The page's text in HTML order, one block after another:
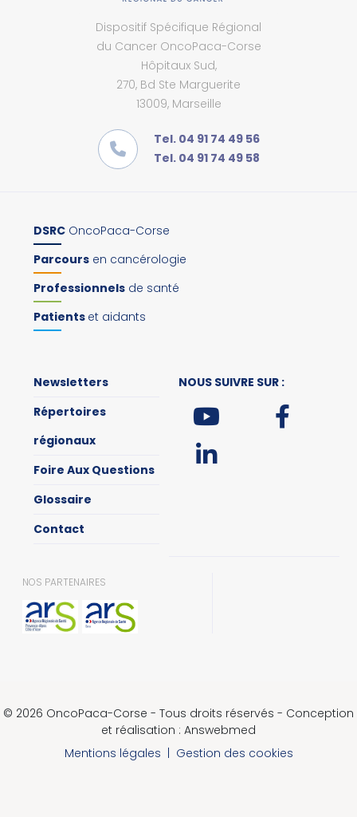
Dispositif Spécifique Régional
du Cancer OncoPaca-Corse
Hôpitaux Sud,
270, Bd Ste Marguerite
13009, Marseille
Tel. 04 91 74 49 56
Tel. 04 91 74 49 58
DSRC OncoPaca-Corse
Parcours en cancérologie
Professionnels de santé
Patients et aidants
Newsletters
Répertoires
régionaux
Foire Aux Questions
Glossaire
Contact
NOUS SUIVRE SUR :
NOS PARTENAIRES
© 2026 OncoPaca-Corse - Tous droits réservés - Conception
et réalisation : Answebmed
Mentions légales | Gestion des cookies